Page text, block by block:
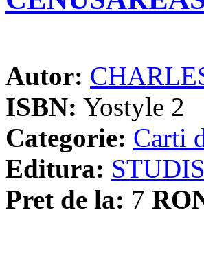
Autor:
ISBN: Yostyle 2
Categorie: Carti
Editura: STUDIS
Pret de la: 7